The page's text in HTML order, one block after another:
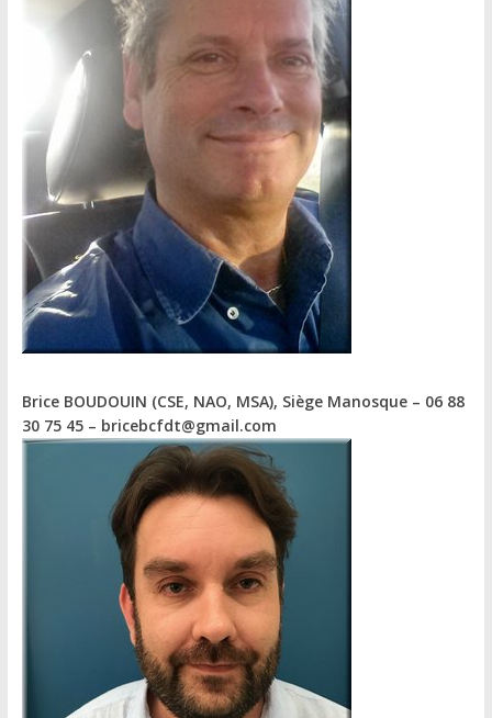
Brice BOUDOUIN (CSE, NAO, MSA), Siège Manosque – 06 88
30 75 45 – bricebcfdt@gmail.com